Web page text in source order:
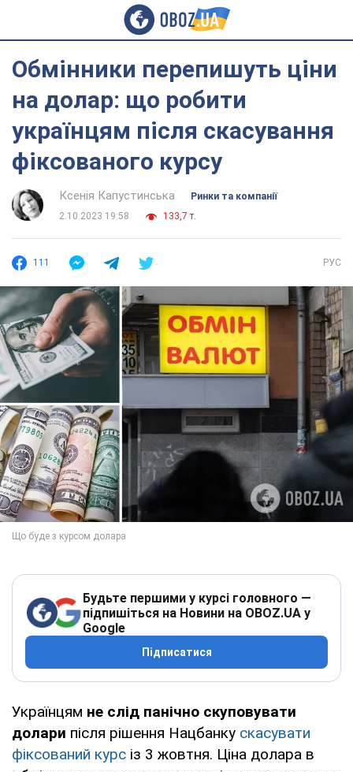
Обмінники перепишуть ціни
на долар: що робити
українцям після скасування
фіксованого курсу
Ксенія Капустинська
Ринки та компанії
2.10.2023 19:58
133,7 т.
111 РУС
Будьте першими у курсі головного —
підпишіться на Новини на OBOZ.UA у
Google
Підписатися
Українцям не слід панічно скуповувати
долари після рішення Нацбанку скасувати
фіксований курс із 3 жовтня. Ціна долара в